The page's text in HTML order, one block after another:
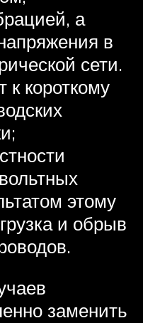
а
в
сети.
к короткому
этому
и обрыв
заменить